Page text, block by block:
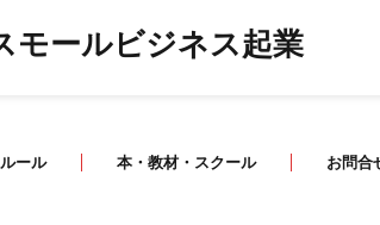
モールビジネス起業
ール 本・教材・スクール お問合